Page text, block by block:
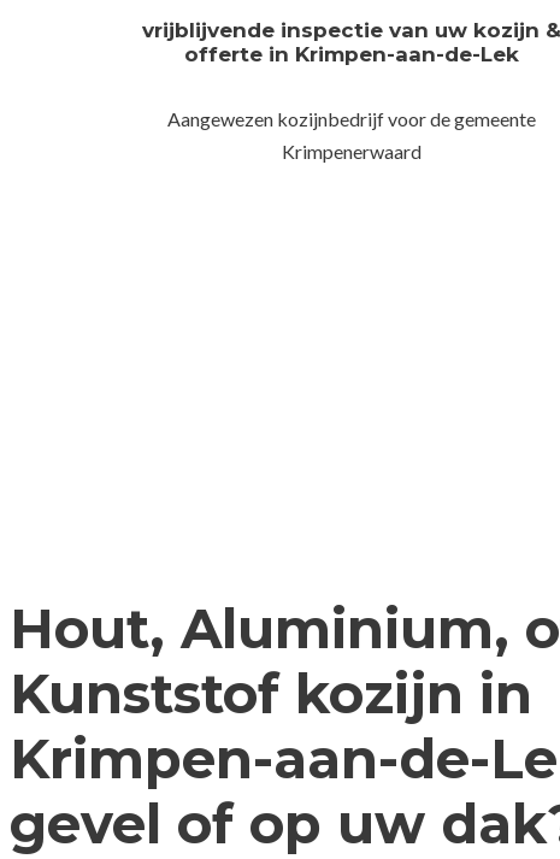
vrijblijvende inspectie van uw kozijn &
offerte in Krimpen-aan-de-Lek
Aangewezen kozijnbedrijf voor de gemeente
Krimpenerwaard
Hout, Aluminium,
Kunststof kozijn in
Krimpen-aan-de-
gevel of op uw